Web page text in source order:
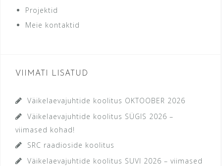
Projektid
Meie kontaktid
VIIMATI LISATUD
Väikelaevajuhtide koolitus OKTOOBER 2026
Väikelaevajuhtide koolitus SÜGIS 2026 –
viimased kohad!
SRC raadioside koolitus
Väikelaevajuhtide koolitus SUVI 2026 – viimased